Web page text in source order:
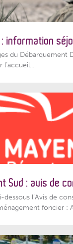
information
du Débarquement
l’accueil...
Sud : avis de
l’Avis de
foncier :